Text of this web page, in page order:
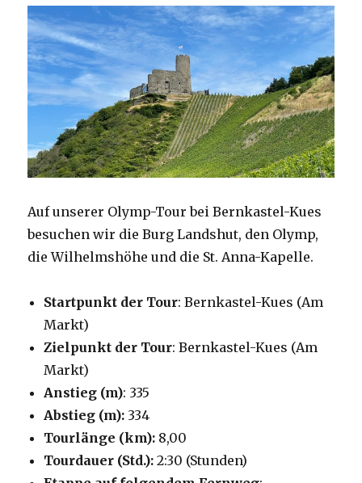
Auf unserer Olymp-Tour bei Bernkastel-Kues
besuchen wir die Burg Landshut, den Olymp,
die Wilhelmshöhe und die St. Anna-Kapelle.
Startpunkt der Tour: Bernkastel-Kues (Am
Markt)
Zielpunkt der Tour: Bernkastel-Kues (Am
Markt)
Anstieg (m): 335
Abstieg (m): 334
Tourlänge (km): 8,00
Tourdauer (Std.): 2:30 (Stunden)